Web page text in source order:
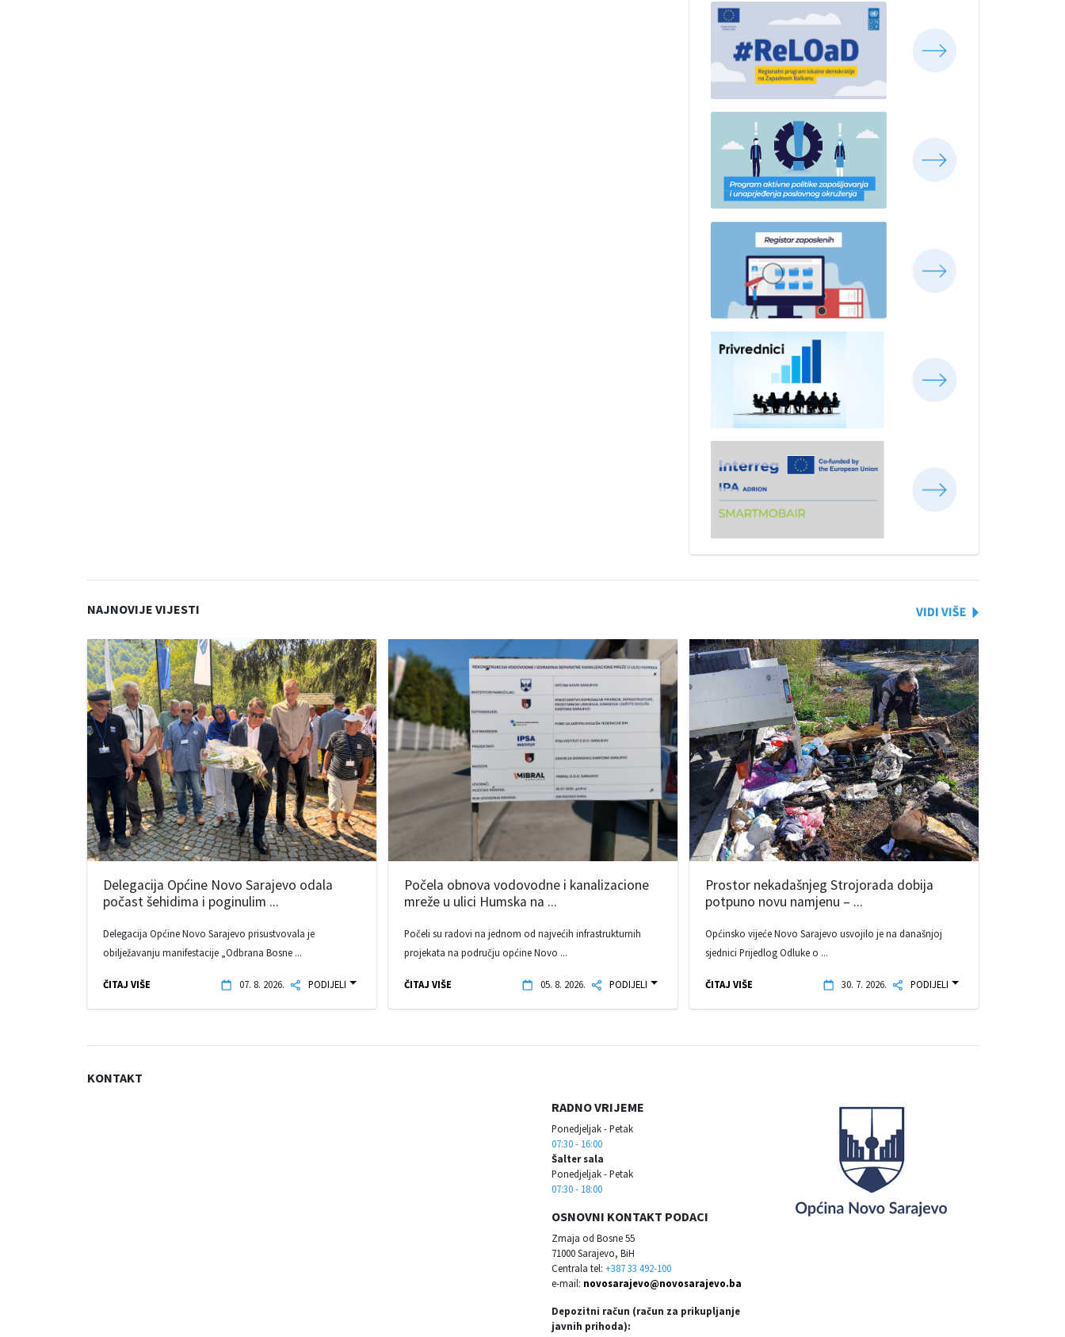
NAJNOVIJE VIJESTI
Delegacija Općine Novo Sarajevo odala
počast šehidima i poginulim ...
Delegacija Općine Novo Sarajevo prisustvovala je
obilježavanju manifestacije „Odbrana Bosne ...
ČITAJ VIŠE 07. 8. 2026. PODIJELI
Počela obnova vodovodne i kanalizacione
mreže u ulici Humska na ...
Počeli su radovi na jednom od najvećih infrastrukturnih
projekata na području općine Novo ...
ČITAJ VIŠE 05. 8. 2026. PODIJELI
Prostor nekadašnjeg Strojorada dobija
potpuno novu namjenu – ...
Općinsko vijeće Novo Sarajevo usvojilo je na današnjoj
sjednici Prijedlog Odluke o ...
ČITAJ VIŠE 30. 7. 2026. PODIJELI
KONTAKT
RADNO VRIJEME
Ponedjeljak - Petak
07:30 - 16:00
Šalter sala
Ponedjeljak - Petak
07:30 - 18:00
OSNOVNI KONTAKT PODACI
Zmaja od Bosne 55
71000 Sarajevo, BiH
Centrala tel: +387 33 492-100
e-mail: novosarajevo@novosarajevo.ba
Depozitni račun (račun za prikupljanje
javnih prihoda):